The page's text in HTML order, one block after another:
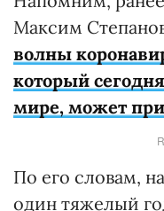
Максим
волны
который
мире, может
По его словам,
один тяжелый